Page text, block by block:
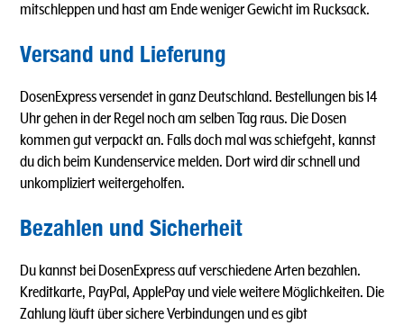
mitschleppen und hast am Ende weniger Gewicht im Rucksack.
Versand und Lieferung
DosenExpress versendet in ganz Deutschland. Bestellungen bis 14
Uhr gehen in der Regel noch am selben Tag raus. Die Dosen
kommen gut verpackt an. Falls doch mal was schiefgeht, kannst
du dich beim Kundenservice melden. Dort wird dir schnell und
unkompliziert weitergeholfen.
Bezahlen und Sicherheit
Du kannst bei DosenExpress auf verschiedene Arten bezahlen.
Kreditkarte, PayPal, ApplePay und viele weitere Möglichkeiten. Die
Zahlung läuft über sichere Verbindungen und es gibt